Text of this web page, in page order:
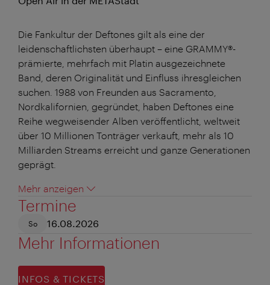
Die Fankultur der Deftones gilt als eine der
leidenschaftlichsten überhaupt – eine GRAMMY®-
prämierte, mehrfach mit Platin ausgezeichnete
Band, deren Originalität und Einfluss ihresgleichen
suchen. 1988 von Freunden aus Sacramento,
Nordkalifornien, gegründet, haben Deftones eine
Reihe wegweisender Alben veröffentlicht, weltweit
über 10 Millionen Tonträger verkauft, mehr als 10
Milliarden Streams erreicht und ganze Generationen
geprägt.
Mehr anzeigen
Termine
So 16.08.2026
Mehr Informationen
INFOS & TICKETS